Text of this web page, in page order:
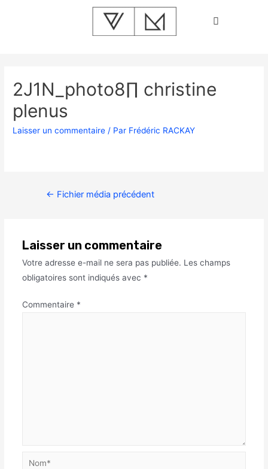
2J1N_photo8∏ christine
plenus
Laisser un commentaire / Par Frédéric RACKAY
← Fichier média précédent
Laisser un commentaire
Votre adresse e-mail ne sera pas publiée. Les champs
obligatoires sont indiqués avec *
Commentaire *